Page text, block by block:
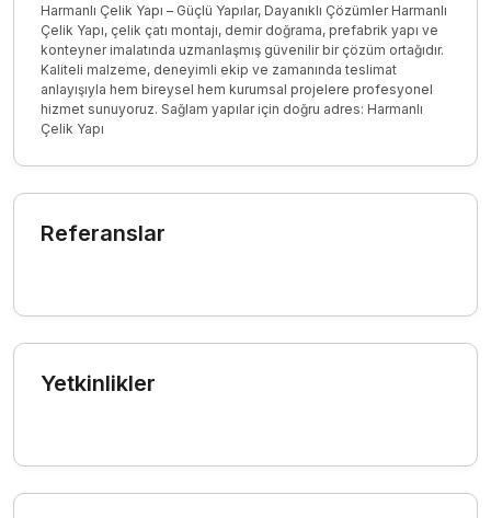
Harmanlı Çelik Yapı – Güçlü Yapılar, Dayanıklı Çözümler Harmanlı
Çelik Yapı, çelik çatı montajı, demir doğrama, prefabrik yapı ve
konteyner imalatında uzmanlaşmış güvenilir bir çözüm ortağıdır.
Kaliteli malzeme, deneyimli ekip ve zamanında teslimat
anlayışıyla hem bireysel hem kurumsal projelere profesyonel
hizmet sunuyoruz. Sağlam yapılar için doğru adres: Harmanlı
Çelik Yapı
Referanslar
Yetkinlikler